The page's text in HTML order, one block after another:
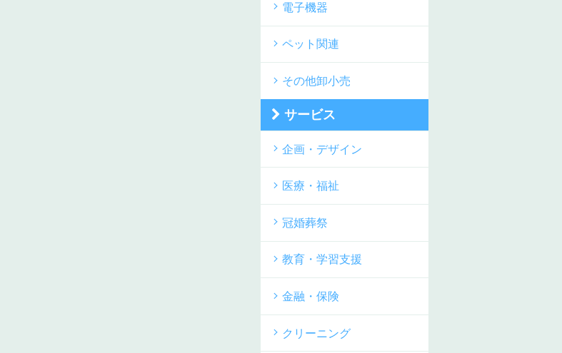
電子機器
ペット関連
その他卸小売
サービス
企画・デザイン
医療・福祉
冠婚葬祭
教育・学習支援
金融・保険
クリーニング